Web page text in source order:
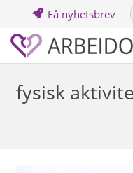
Få nyhetsbrev
fysisk